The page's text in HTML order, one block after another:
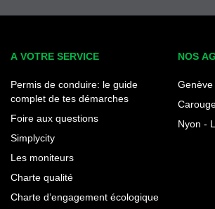
A VOTRE SERVICE
Permis de conduire: le guide
complet de tes démarches
Foire aux questions
Simplycity
Les moniteurs
Charte qualité
Charte d’engagement écologique
NOS
Nyon -